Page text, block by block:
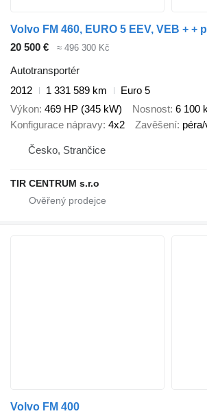
20 500 € ≈ 496 300 Kč
Autotransportér
2012
1 331 589 km
Euro 5
Výkon 469 HP (345 kW) Nosnost 6 100
Konfigurace nápravy 4x2 Zavěšení
Česko, Strančice
TIR CENTRUM s.r.o
Volvo FM 400